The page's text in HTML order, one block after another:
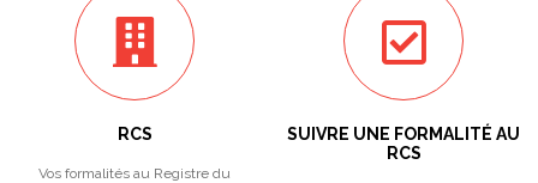
RCS
Vos formalités au Registre du
SUIVRE UNE FORMALITÉ AU
RCS